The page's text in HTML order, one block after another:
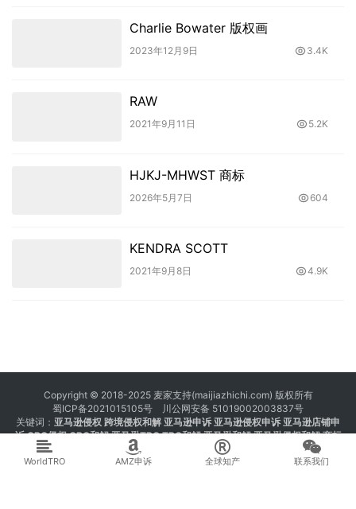
Charlie Bowater 版权画
2023年12月9日 3.4K
RAW
2021年9月11日 5.2K
HJKJ-MHWST 商标
2026年5月7日 604
KENDRA SCOTT
2021年9月8日 4.9K
Copyright © 2018-2025 麦家支持(maijiazhichi.com) 版权所有
蜀ICP备2021015105号
川公网安备 51019002003837号
关键词： 亚马逊侵权 跨境侵权和解 亚马逊申诉 亚马逊侵权申诉 亚马逊店铺申
诉 GBC侵权 GBC和解 亚马逊TRO TRO和解 亚马逊和解 亚马逊侵权和解商标
注册 专利注册 版权注册
WorldTRO AMZ申诉 全球知产 联系我们